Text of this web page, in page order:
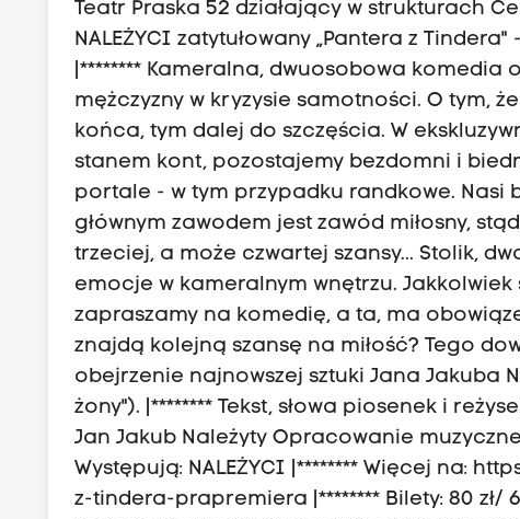
Teatr Praska 52 działający w strukturach
NALEŻYCI zatytułowany „Pantera z
|******** Kameralna, dwuosobowa
mężczyzny w kryzysie samotności. O tym,
końca, tym dalej do szczęścia. W
stanem kont, pozostajemy bezdomni i
portale - w tym przypadku randkowe.
głównym zawodem jest zawód miłosny,
trzeciej, a może czwartej szansy... Stolik,
emocje w kameralnym wnętrzu.
zapraszamy na komedię, a ta, ma
znajdą kolejną szansę na miłość? Tego
obejrzenie najnowszej sztuki Jana Jakuba
żony"). |******** Tekst, słowa piosenek i
Jan Jakub Należyty Opracowanie
Występują: NALEŻYCI |******** Więcej na:
z-tindera-prapremiera |******** Bilety: 80 zł/